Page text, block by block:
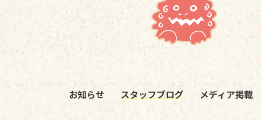
お知らせ スタッフブログ メディア掲載